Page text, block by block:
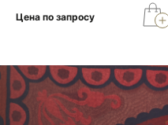
Цена по запросу